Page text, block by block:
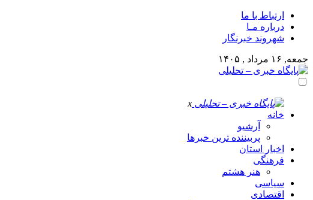
ارتباط با ما
درباره مـا
شهروند خبرنگار
جمعه, ۱۶ مرداد , ۱۴۰۵
x
خانه
آرشیو
پربیننده ترین خبرها
اخبار استان
فرهنگی
هنر هشتم
سیاسی
اقتصادی